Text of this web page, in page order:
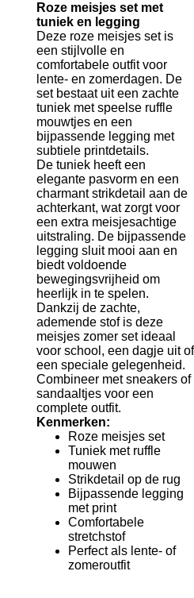
Roze meisjes set met
tuniek en legging
Deze roze meisjes set is
een stijlvolle en
comfortabele outfit voor
lente- en zomerdagen. De
set bestaat uit een zachte
tuniek met speelse ruffle
mouwtjes en een
bijpassende legging met
subtiele printdetails.
De tuniek heeft een
elegante pasvorm en een
charmant strikdetail aan de
achterkant, wat zorgt voor
een extra meisjesachtige
uitstraling. De bijpassende
legging sluit mooi aan en
biedt voldoende
bewegingsvrijheid om
heerlijk in te spelen.
Dankzij de zachte,
ademende stof is deze
meisjes zomer set ideaal
voor school, een dagje uit of
een speciale gelegenheid.
Combineer met sneakers of
sandaaltjes voor een
complete outfit.
Kenmerken:
Roze meisjes set
Tuniek met ruffle
mouwen
Strikdetail op de rug
Bijpassende legging
met print
Comfortabele
stretchstof
Perfect als lente- of
zomeroutfit